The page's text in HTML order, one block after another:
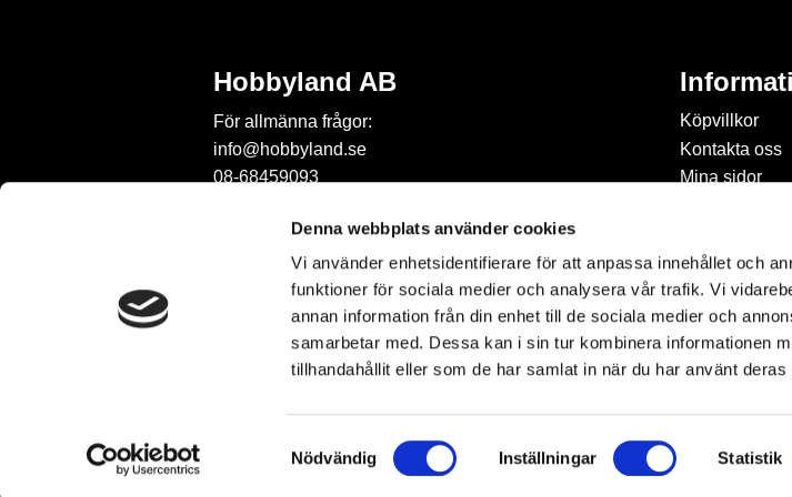
Denna webbplats använder cookies
Vi använder enhetsidentifierare för att anpassa innehållet och
funktioner för sociala medier och analysera vår trafik. Vi
annan information från din enhet till de sociala medier och
samarbetar med. Dessa kan i sin tur kombinera informationen
tillhandahållit eller som de har samlat in när du har använt deras
a
Nödvändig Inställningar Statistik
Hobbyland AB
För allmänna frågor:
info@hobbyland.se
08-68459093
order@hobbyland.se
08-68459093
vardagar mellan 9-11
Köpvillkor
Kontakta oss
Mina sidor
cookies
Inspiration &